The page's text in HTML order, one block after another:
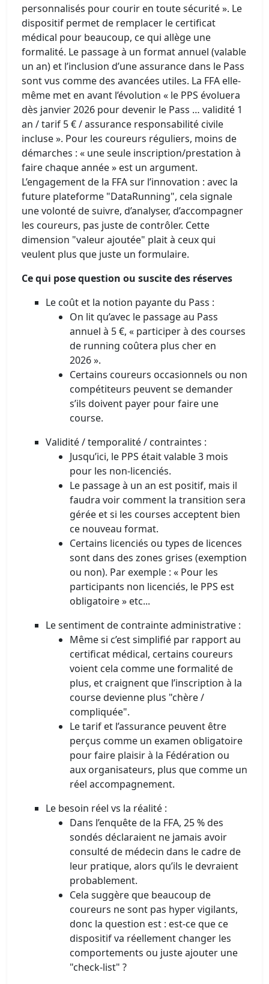
personnalisés pour courir en toute sécurité ». Le
dispositif permet de remplacer le certificat
médical pour beaucoup, ce qui allège une
formalité. Le passage à un format annuel (valable
un an) et l’inclusion d’une assurance dans le Pass
sont vus comme des avancées utiles. La FFA elle-
même met en avant l’évolution « le PPS évoluera
dès janvier 2026 pour devenir le Pass … validité 1
an / tarif 5 € / assurance responsabilité civile
incluse ». Pour les coureurs réguliers, moins de
démarches : « une seule inscription/prestation à
faire chaque année » est un argument.
L’engagement de la FFA sur l’innovation : avec la
future plateforme "DataRunning", cela signale
une volonté de suivre, d’analyser, d’accompagner
les coureurs, pas juste de contrôler. Cette
dimension "valeur ajoutée" plait à ceux qui
veulent plus que juste un formulaire.
Ce qui pose question ou suscite des réserves
Le coût et la notion payante du Pass :
On lit qu’avec le passage au Pass
annuel à 5 €, « participer à des courses
de running coûtera plus cher en
2026 ».
Certains coureurs occasionnels ou non
compétiteurs peuvent se demander
s’ils doivent payer pour faire une
course.
Validité / temporalité / contraintes :
Jusqu’ici, le PPS était valable 3 mois
pour les non-licenciés.
Le passage à un an est positif, mais il
faudra voir comment la transition sera
gérée et si les courses acceptent bien
ce nouveau format.
Certains licenciés ou types de licences
sont dans des zones grises (exemption
ou non). Par exemple : « Pour les
participants non licenciés, le PPS est
obligatoire » etc...
Le sentiment de contrainte administrative :
Même si c’est simplifié par rapport au
certificat médical, certains coureurs
voient cela comme une formalité de
plus, et craignent que l’inscription à la
course devienne plus "chère /
compliquée".
Le tarif et l’assurance peuvent être
perçus comme un examen obligatoire
pour faire plaisir à la Fédération ou
aux organisateurs, plus que comme un
réel accompagnement.
Le besoin réel vs la réalité :
Dans l’enquête de la FFA, 25 % des
sondés déclaraient ne jamais avoir
consulté de médecin dans le cadre de
leur pratique, alors qu’ils le devraient
probablement.
Cela suggère que beaucoup de
coureurs ne sont pas hyper vigilants,
donc la question est : est-ce que ce
dispositif va réellement changer les
comportements ou juste ajouter une
"check‐list" ?